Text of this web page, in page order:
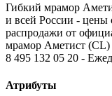
Гибкий мрамор
и всей России - цены
распродажи от
мрамор Аметист (CL)
8 495 132 05 20 -
Атрибуты